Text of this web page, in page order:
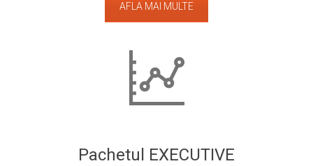
AFLA MAI MULTE
Pachetul EXECUTIVE